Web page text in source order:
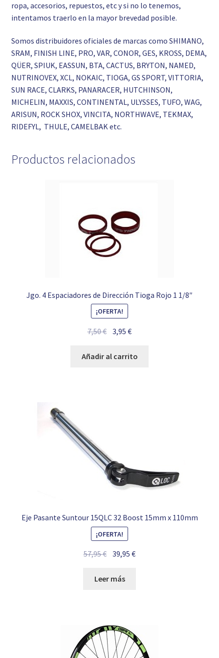
ropa, accesorios, repuestos, etc y si no lo tenemos,
intentamos traerlo en la mayor brevedad posible.
Somos distribuidores oficiales de marcas como SHIMANO,
SRAM, FINISH LINE, PRO, VAR, CONOR, GES, KROSS, DEMA,
QÜER, SPIUK, EASSUN, BTA, CACTUS, BRYTON, NAMED,
NUTRINOVEX, XCL, NOKAIC, TIOGA, GS SPORT, VITTORIA,
SUN RACE, CLARKS, PANARACER, HUTCHINSON,
MICHELIN, MAXXIS, CONTINENTAL, ULYSSES, TUFO, WAG,
ARISUN, ROCK SHOX, VINCITA, NORTHWAVE, TEKMAX,
RIDEFYL, THULE, CAMELBAK etc.
Productos relacionados
Jgo. 4 Espaciadores de Dirección Tioga Rojo 1 1/8″
¡OFERTA!
7,50€ El
original
3,95€El
actual
Añadir al carrito
Eje Pasante Suntour 15QLC 32 Boost 15mm x 110mm
¡OFERTA!
57,95€ El
original
39,95€El
Leer más